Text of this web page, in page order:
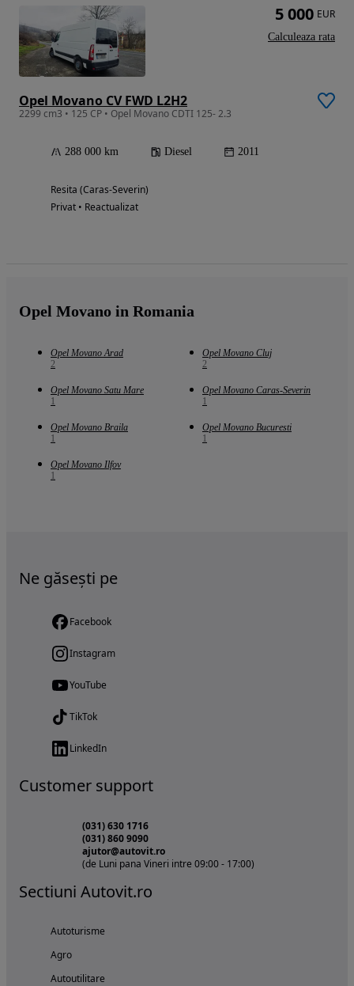
Opel Movano CV FWD L2H2
2299 cm3 • 125 CP • Opel Movano CDTI 125- 2.3
288 000 km Diesel 2011
Resita (Caras-Severin)
Privat • Reactualizat
5 000 EUR
Calculeaza rata
Opel Movano in Romania
Opel Movano Arad
2
Opel Movano Cluj
2
Opel Movano Satu Mare
1
Opel Movano Caras-Severin
1
Opel Movano Braila
1
Opel Movano Bucuresti
1
Opel Movano Ilfov
1
Ne găsești pe
Facebook
Instagram
YouTube
TikTok
LinkedIn
Customer support
(031) 630 1716
(031) 860 9090
ajutor@autovit.ro
(de Luni pana Vineri intre 09:00 - 17:00)
Sectiuni Autovit.ro
Autoturisme
Agro
Autoutilitare